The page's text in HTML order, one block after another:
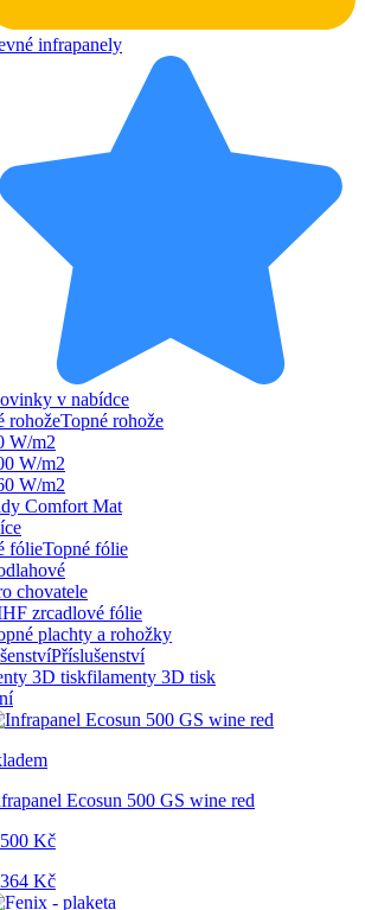
infrapanely
v nabídce
Topné rohože
W/m2
W/m2
W/m2
Comfort Mat
Topné fólie
chovatele
zrcadlové fólie
plachty a rohožky
Příslušenství
filamenty 3D tisk
Ecosun 500 GS wine red
Kč
Kč